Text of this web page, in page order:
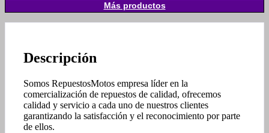
Más productos
Descripción
Somos RepuestosMotos empresa líder en la
comercialización de repuestos de calidad, ofrecemos
calidad y servicio a cada uno de nuestros clientes
garantizando la satisfacción y el reconocimiento por parte
de ellos.